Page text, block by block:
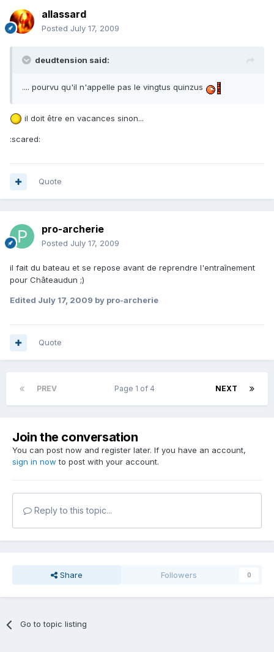
allassard
Posted July 17, 2009
deudtension said:
.... pourvu qu'il n'appelle pas le vingtus quinzus
il doit être en vacances sinon...
:scared:
Quote
pro-archerie
Posted July 17, 2009
il fait du bateau et se repose avant de reprendre l'entraînement
pour Châteaudun ;)
Edited July 17, 2009 by pro-archerie
Quote
PREV NEXT
Page 1 of 4
Join the conversation
You can post now and register later. If you have an account,
sign in now to post with your account.
Reply to this topic...
Share Followers 0
Go to topic listing